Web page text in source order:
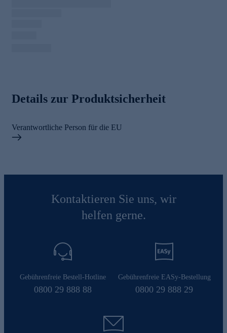
Details zur Produktsicherheit
Verantwortliche Person für die EU
Kontaktieren Sie uns, wir
helfen gerne.
Gebührenfreie Bestell-Hotline
0800 29 888 88
Gebührenfreie EASy-Bestellung
0800 29 888 29